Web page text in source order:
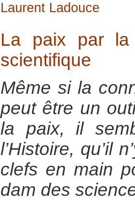
Laurent Ladouce
La paix par la
scientifique
Même si la
peut être un
la paix, il
l’Histoire, qu’il
clefs en main
dam des